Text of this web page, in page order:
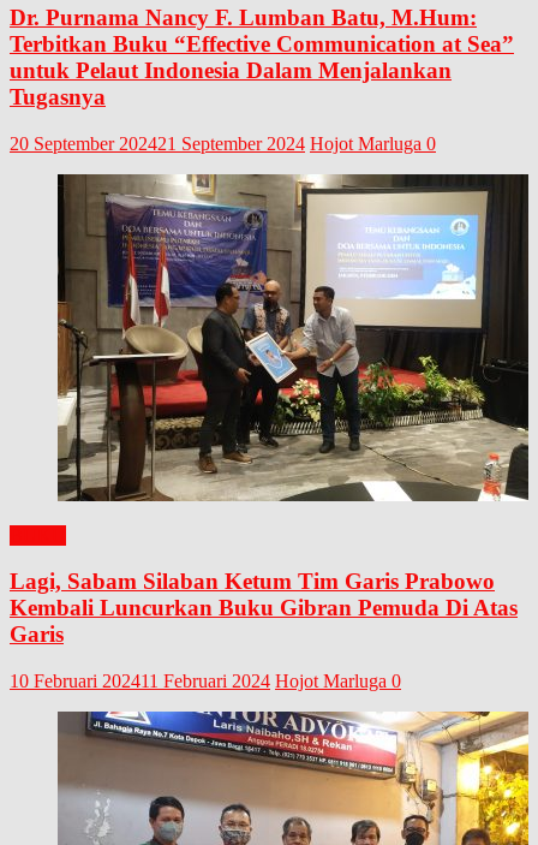
Dr. Purnama Nancy F. Lumban Batu, M.Hum:
Terbitkan Buku “Effective Communication at Sea”
untuk Pelaut Indonesia Dalam Menjalankan
Tugasnya
20 September 202421 September 2024 Hojot Marluga 0
Lagi, Sabam Silaban Ketum Tim Garis Prabowo
Kembali Luncurkan Buku Gibran Pemuda Di Atas
Garis
10 Februari 202411 Februari 2024 Hojot Marluga 0